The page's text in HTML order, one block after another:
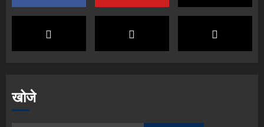
खोजे